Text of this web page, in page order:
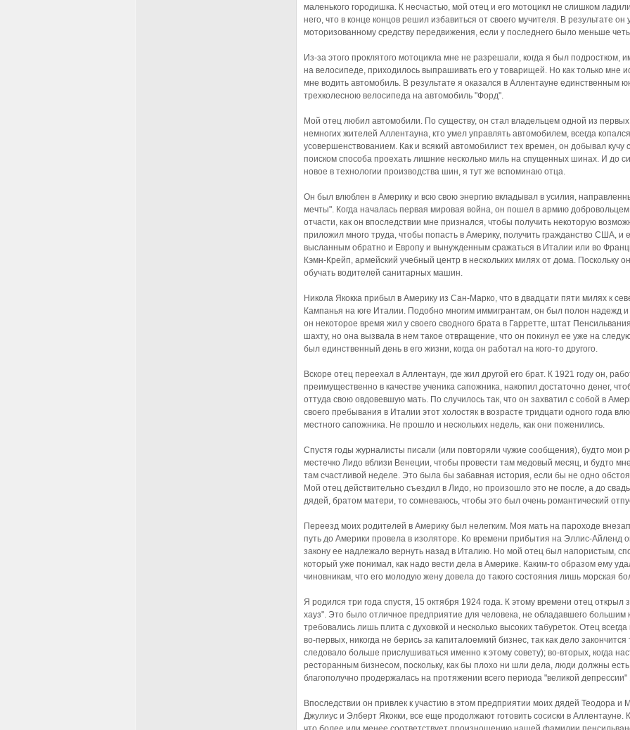
маленького городишка. К несчастью, мой отец и его мотоцикл не слишком
него, что в конце концов решил избавиться от своего мучителя. В результате
моторизованному средству передвижения, если у последнего было меньше
Из-за этого проклятого мотоцикла мне не разрешали, когда я был подростком,
на велосипеде, приходилось выпрашивать его у товарищей. Но как только мне
мне водить автомобиль. В результате я оказался в Аллентауне единственным
трехколесною велосипеда на автомобиль "Форд".
Мой отец любил автомобили. По существу, он стал владельцем одной из
немногих жителей Аллентауна, кто умел управлять автомобилем, всегда
усовершенствованием. Как и всякий автомобилист тех времен, он добывал
поиском способа проехать лишние несколько миль на спущенных шинах. И до
новое в технологии производства шин, я тут же вспоминаю отца.
Он был влюблен в Америку и всю свою энергию вкладывал в усилия,
мечты". Когда началась первая мировая война, он пошел в армию
отчасти, как он впоследствии мне признался, чтобы получить некоторую
приложил много труда, чтобы попасть в Америку, получить гражданство США, и
высланным обратно и Европу и вынужденным сражаться в Италии или во
Кэмн-Крейп, армейский учебный центр в нескольких милях от дома. Поскольку
обучать водителей санитарных машин.
Никола Якокка прибыл в Америку из Сан-Марко, что в двадцати пяти милях к
Кампанья на юге Италии. Подобно многим иммигрантам, он был полон надежд
он некоторое время жил у своего сводного брата в Гарретте, штат
шахту, но она вызвала в нем такое отвращение, что он покинул ее уже на
был единственный день в его жизни, когда он работал на кого-то другого.
Вскоре отец переехал в Аллентаун, где жил другой его брат. К 1921 году он,
преимущественно в качестве ученика сапожника, накопил достаточно денег,
оттуда свою овдовевшую мать. По случилось так, что он захватил с собой в
своего пребывания в Италии этот холостяк в возрасте тридцати одного года
местного сапожника. Не прошло и нескольких недель, как они поженились.
Спустя годы журналисты писали (или повторяли чужие сообщения), будто мои
местечко Лидо вблизи Венеции, чтобы провести там медовый месяц, и будто
там счастливой неделе. Это была бы забавная история, если бы не одно
Мой отец действительно съездил в Лидо, но произошло это не после, а до
дядей, братом матери, то сомневаюсь, чтобы это был очень романтический
Переезд моих родителей в Америку был нелегким. Моя мать на пароходе
путь до Америки провела в изоляторе. Ко времени прибытия на Эллис-Айленд
закону ее надлежало вернуть назад в Италию. Но мой отец был напористым,
который уже понимал, как надо вести дела в Америке. Каким-то образом ему
чиновникам, что его молодую жену довела до такого состояния лишь морская
Я родился три года спустя, 15 октября 1924 года. К этому времени отец
хауз". Это было отличное предприятие для человека, не обладавшего большим
требовались лишь плита с духовкой и несколько высоких табуреток. Отец
во-первых, никогда не берись за капиталоемкий бизнес, так как дело
следовало больше прислушиваться именно к этому совету); во-вторых, когда
ресторанным бизнесом, поскольку, как бы плохо ни шли дела, люди должны
благополучно продержалась на протяжении всего периода "великой депрессии"
Впоследствии он привлек к участию в этом предприятии моих дядей Теодора и
Джулиус и Элберт Якокки, все еще продолжают готовить сосиски в